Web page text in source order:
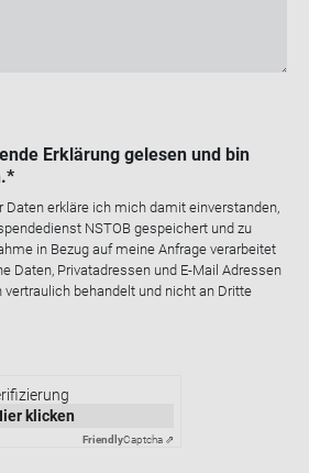
Erklärung gelesen und bin
Daten erkläre ich mich damit einverstanden,
NSTOB gespeichert und zu
in Bezug auf meine Anfrage verarbeitet
Daten, Privatadressen und E-Mail Adressen
behandelt und nicht an Dritte
klicken
FriendlyCaptcha ⇗